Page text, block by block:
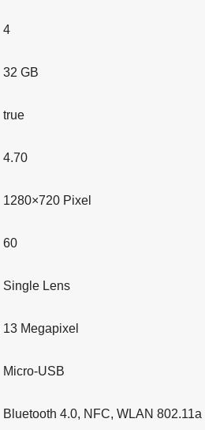
4
32 GB
true
4.70
1280×720 Pixel
60
Single Lens
13 Megapixel
Micro-USB
Bluetooth 4.0, NFC, WLAN 802.11a